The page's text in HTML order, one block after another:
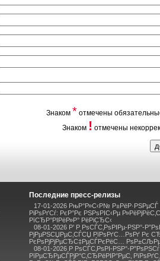
Знаком * отмечены
Знаком ! отмечены
Последние пресс-релизы
17-01-2026 РњР°Р»С‹Р№ Р±РёР·РЅРµСЃ
РіРѕРґСѓ: РєР°Рє РЅРѕРІС‹Рµ
РїСЂР°РІРёР»Р° РёРіСЂС‹
08-01-2026 Р’ Р РѕСЃС‚РѕРІРµ-РЅР°-
РјРµРЅСЏРµС‚СЃСЏ РїРѕРґС…РѕРґ Рє
РєРѕРјРјРµСЂС‡РµСЃРєРёС…
08-01-2026 Р РѕСЃС‚РѕРІ-РЅР°-Р”РѕРЅСѓ
РїРµСЂРµСЃРјР°С‚СЂРёРІР°РµС‚